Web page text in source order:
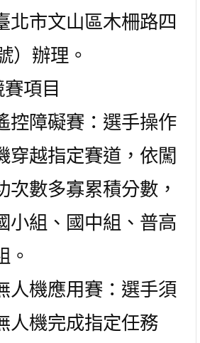
北市文山區木柵路四
）辦理。
項目
控障礙賽：選手操作
穿越指定賽道，依闖
次數多寡累積分數，
小組、國中組、普高
。
人機應用賽：選手須
人機完成指定任務